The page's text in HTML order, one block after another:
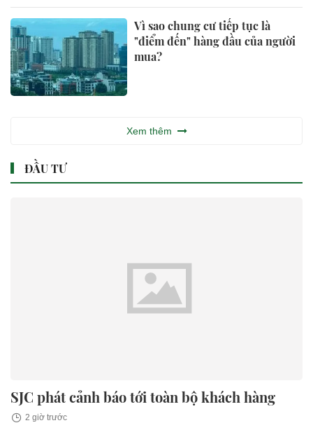
Vì sao chung cư tiếp tục là
"điểm đến" hàng đầu của người
mua?
Xem thêm
ĐẦU TƯ
SJC phát cảnh báo tới toàn bộ khách hàng
2 giờ trước